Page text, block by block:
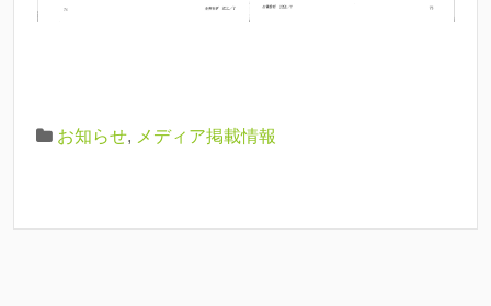
お知らせ, メディア掲載情報